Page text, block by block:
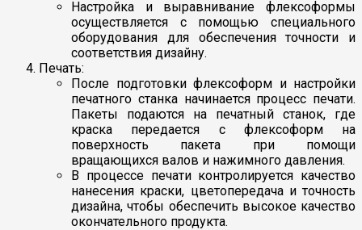
Настройка и выравнивание флексоформы
осуществляется с помощью специального
оборудования для обеспечения точности и
соответствия дизайну.
Печать:
После подготовки флексоформ и настройки
печатного станка начинается процесс печати.
Пакеты подаются на печатный станок, где
краска передается с флексоформ на
поверхность пакета при помощи
вращающихся валов и нажимного давления.
В процессе печати контролируется качество
нанесения краски, цветопередача и точность
дизайна, чтобы обеспечить высокое качество
окончательного продукта.